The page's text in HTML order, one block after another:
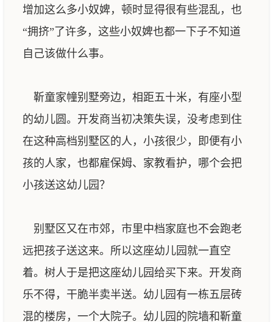
增加这么多小奴婢，顿时显得很有些混乱，也
“拥挤”了许多，这些小奴婢也都一下子不知道
自己该做什么事。
靳童家幢别墅旁边，相距五十米，有座小型
的幼儿圆。开发商当初决策失误，没考虑到住
在这种高档别墅区的人，小孩很少，即便有小
孩的人家，也都雇保姆、家教看护，哪个会把
小孩送这幼儿园？
别墅区又在市郊，市里中档家庭也不会跑老
远把孩子送这来。所以这座幼儿园就一直空
着。树人于是把这座幼儿园给买下来。开发商
乐不得，干脆半卖半送。幼儿园有一栋五层砖
混的楼房，一个大院子。幼儿园的院墙和靳童